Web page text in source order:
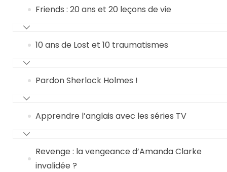
Friends : 20 ans et 20 leçons de vie
10 ans de Lost et 10 traumatismes
Pardon Sherlock Holmes !
Apprendre l’anglais avec les séries TV
Revenge : la vengeance d’Amanda Clarke
invalidée ?